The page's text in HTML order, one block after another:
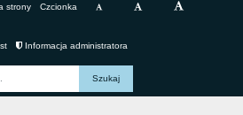
strony Czcionka
Informacja administratora